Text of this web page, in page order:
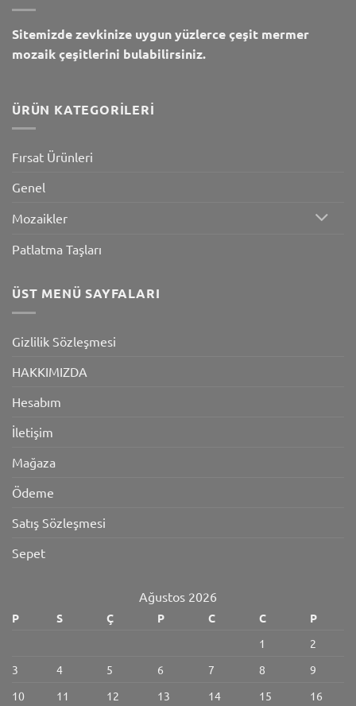
Sitemizde zevkinize uygun yüzlerce çeşit mermer
mozaik çeşitlerini bulabilirsiniz.
ÜRÜN KATEGORILERI
Fırsat Ürünleri
Genel
Mozaikler
Patlatma Taşları
ÜST MENÜ SAYFALARI
Gizlilik Sözleşmesi
HAKKIMIZDA
Hesabım
İletişim
Mağaza
Ödeme
Satış Sözleşmesi
Sepet
Ağustos 2026
P S Ç P C C
P
1
2
3
4 5 6 7 8
9
10
11 12 13 14 15 16